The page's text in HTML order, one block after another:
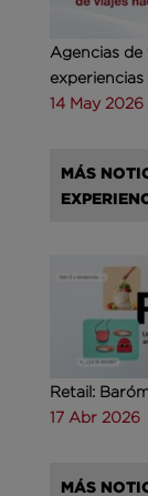
Agencias de
experiencias
14 May 2026
MÁS
Retail:
17 Abr 2026
MÁS